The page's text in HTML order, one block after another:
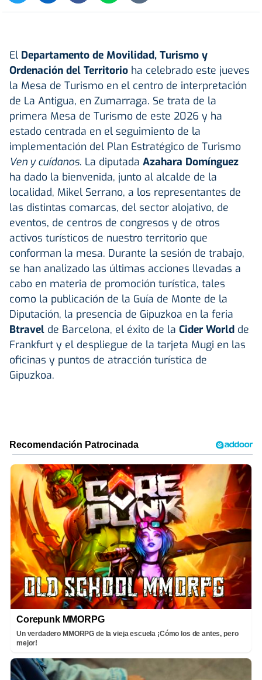
El Departamento de Movilidad, Turismo y
Ordenación del Territorio ha celebrado este jueves
la Mesa de Turismo en el centro de interpretación
de La Antigua, en Zumarraga. Se trata de la
primera Mesa de Turismo de este 2026 y ha
estado centrada en el seguimiento de la
implementación del Plan Estratégico de Turismo
Ven y cuídanos. La diputada Azahara Domínguez
ha dado la bienvenida, junto al alcalde de la
localidad, Mikel Serrano, a los representantes de
las distintas comarcas, del sector alojativo, de
eventos, de centros de congresos y de otros
activos turísticos de nuestro territorio que
conforman la mesa. Durante la sesión de trabajo,
se han analizado las últimas acciones llevadas a
cabo en materia de promoción turística, tales
como la publicación de la Guía de Monte de la
Diputación, la presencia de Gipuzkoa en la feria
Btravel de Barcelona, el éxito de la Cider World de
Frankfurt y el despliegue de la tarjeta Mugi en las
oficinas y puntos de atracción turística de
Gipuzkoa.
Corepunk MMORPG
Un verdadero MMORPG de la vieja escuela ¡Cómo los de antes, pero
mejor!